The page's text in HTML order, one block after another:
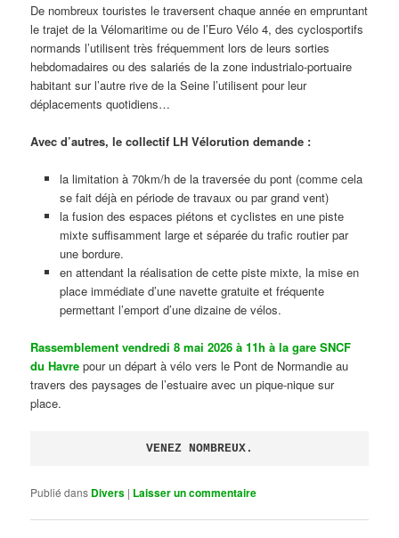
De nombreux touristes le traversent chaque année en empruntant
le trajet de la Vélomaritime ou de l’Euro Vélo 4, des cyclosportifs
normands l’utilisent très fréquemment lors de leurs sorties
hebdomadaires ou des salariés de la zone industrialo-portuaire
habitant sur l’autre rive de la Seine l’utilisent pour leur
déplacements quotidiens…
Avec d’autres, le collectif LH Vélorution demande :
la limitation à 70km/h de la traversée du pont (comme cela
se fait déjà en période de travaux ou par grand vent)
la fusion des espaces piétons et cyclistes en une piste
mixte suffisamment large et séparée du trafic routier par
une bordure.
en attendant la réalisation de cette piste mixte, la mise en
place immédiate d’une navette gratuite et fréquente
permettant l’emport d’une dizaine de vélos.
Rassemblement vendredi 8 mai 2026 à 11h à la gare SNCF
du Havre pour un départ à vélo vers le Pont de Normandie au
travers des paysages de l’estuaire avec un pique-nique sur
place.
VENEZ NOMBREUX.
Publié dans Divers | Laisser un commentaire